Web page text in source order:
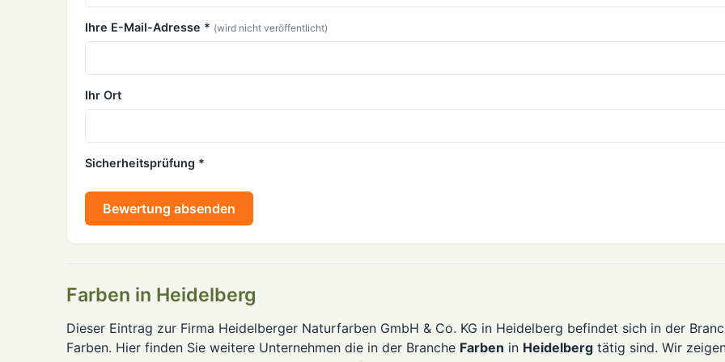
Ihre E-Mail-Adresse * (wird nicht veröffentlicht)
Ihr Ort
Sicherheitsprüfung *
Bewertung absenden
Farben in Heidelberg
Dieser Eintrag zur Firma Heidelberger Naturfarben GmbH & Co. KG in Heidelberg befindet sich in der
Farben. Hier finden Sie weitere Unternehmen die in der Branche Farben in Heidelberg tätig sind. Wir